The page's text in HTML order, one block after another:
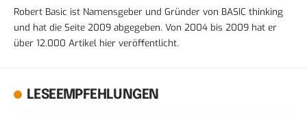
Robert Basic ist Namensgeber und Gründer von BASIC thinking
und hat die Seite 2009 abgegeben. Von 2004 bis 2009 hat er
über 12.000 Artikel hier veröffentlicht.
LESEEMPFEHLUNGEN